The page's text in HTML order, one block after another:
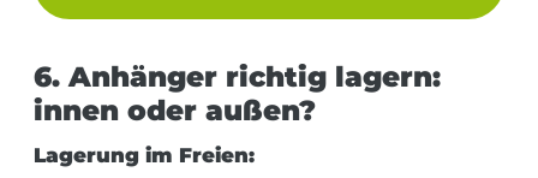
6. Anhänger richtig lagern:
innen oder außen?
Lagerung im Freien: